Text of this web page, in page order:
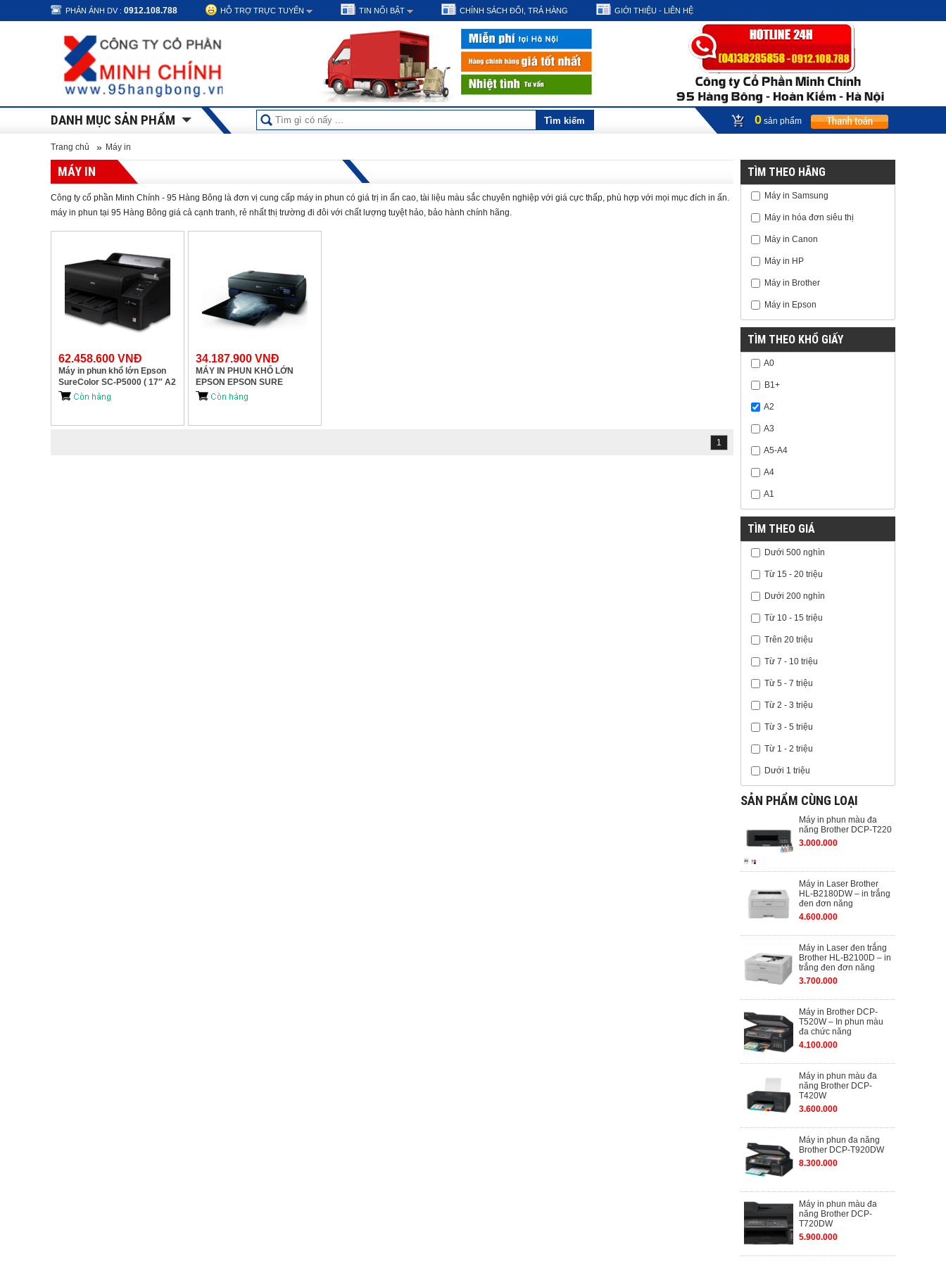
PHẢN ÁNH DV : 0912.108.788 HỖ TRỢ TRỰC TUYẾN TIN NỔI BẬT CHÍNH SÁCH ĐỔI, TRẢ HÀNG GIỚI THIỆU - LIÊN HỆ
DANH MỤC SẢN PHẨM 0 sản phẩm
Trang chủ » Máy in
MÁY IN
Công ty cổ phần Minh Chính - 95 Hàng Bông là đơn vị cung cấp máy in phun có giá trị in ấn cao, tài liệu màu sắc chuyên nghiệp với giá cực thấp, phù hợp với mọi mục đích in ấn.
máy in phun tại 95 Hàng Bông giá cả cạnh tranh, rẻ nhất thị trường đi đôi với chất lượng tuyệt hảo, bảo hành chính hãng.
62.458.600 VNĐ
Máy in phun khổ lớn Epson
SureColor SC-P5000 ( 17″ A2
)
34.187.900 VNĐ
MÁY IN PHUN KHỔ LỚN
EPSON EPSON SURE
COLOR SC P807 – Khổ A2
1
TÌM THEO HÃNG
Máy in Samsung
Máy in hóa đơn siêu thị
Máy in Canon
Máy in HP
Máy in Brother
Máy in Epson
TÌM THEO KHỔ GIẤY
A0
B1+
A2
A3
A5-A4
A4
A1
TÌM THEO GIÁ
Dưới 500 nghìn
Từ 15 - 20 triệu
Dưới 200 nghìn
Từ 10 - 15 triệu
Trên 20 triệu
Từ 7 - 10 triệu
Từ 5 - 7 triệu
Từ 2 - 3 triệu
Từ 3 - 5 triệu
Từ 1 - 2 triệu
Dưới 1 triệu
SẢN PHẨM CÙNG LOẠI
Máy in phun màu đa
năng Brother DCP-T220
3.000.000
Máy in Laser Brother
HL-B2180DW – in trắng
đen đơn năng
4.600.000
Máy in Laser đen trắng
Brother HL-B2100D – in
trắng đen đơn năng
3.700.000
Máy in Brother DCP-
T520W – In phun màu
đa chức năng
4.100.000
Máy in phun màu đa
năng Brother DCP-
T420W
3.600.000
Máy in phun đa năng
Brother DCP-T920DW
8.300.000
Máy in phun màu đa
năng Brother DCP-
T720DW
5.900.000